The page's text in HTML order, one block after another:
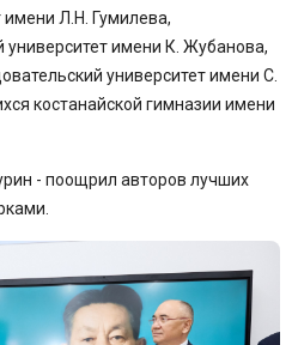
Л.Н. Гумилева,
имени К. Жубанова,
университет имени С.
костанайской гимназии имени
- поощрил авторов лучших